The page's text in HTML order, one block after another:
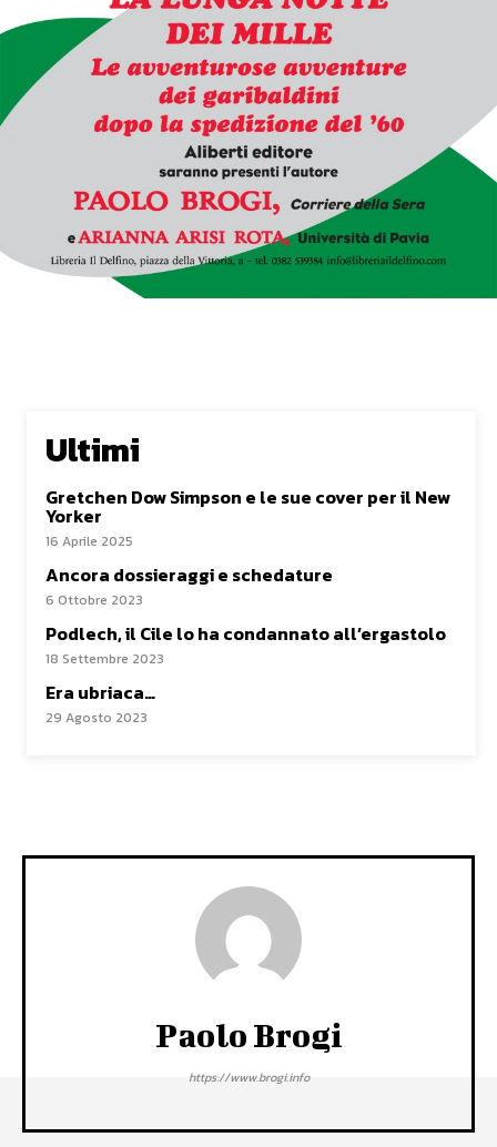
Ultimi
Gretchen Dow Simpson e le sue cover per il New
Yorker
16 Aprile 2025
Ancora dossieraggi e schedature
6 Ottobre 2023
Podlech, il Cile lo ha condannato all’ergastolo
18 Settembre 2023
Era ubriaca…
29 Agosto 2023
Paolo Brogi
https://www.brogi.info